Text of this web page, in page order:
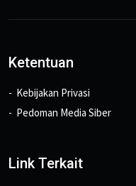
Ketentuan
Kebijakan Privasi
Pedoman Media Siber
Link Terkait